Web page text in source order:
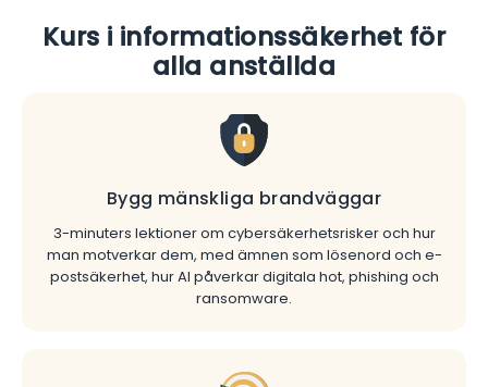
Kurs i informationssäkerhet för
alla anställda
Bygg mänskliga brandväggar
3-minuters lektioner om cybersäkerhetsrisker och hur
man motverkar dem, med ämnen som lösenord och e-
postsäkerhet, hur AI påverkar digitala hot, phishing och
ransomware.